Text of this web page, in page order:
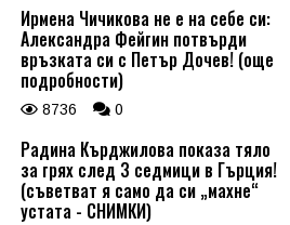
Ирмена Чичикова не е на себе си:
Александра Фейгин потвърди
връзката си с Петър Дочев! (още
подробности)
8736 0
Радина Кърджилова показа тяло
за грях след 3 седмици в Гърция!
(съветват я само да си „махне“
устата - СНИМКИ)